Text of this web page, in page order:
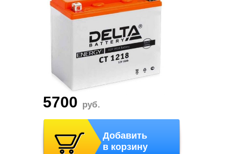
5700 руб.
Добавить
в корзину